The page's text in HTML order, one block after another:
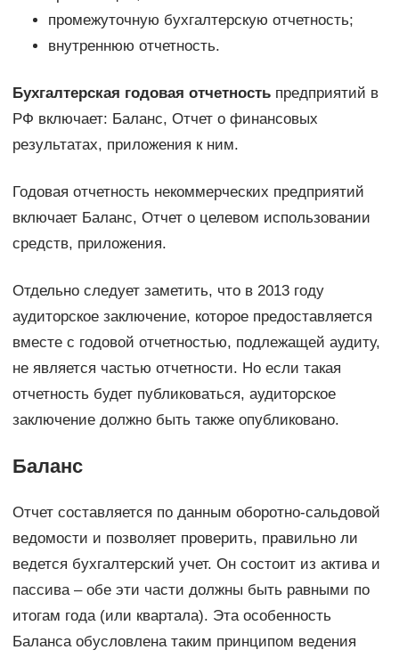
промежуточную бухгалтерскую отчетность;
внутреннюю отчетность.
Бухгалтерская годовая отчетностьпредприятий в
РФ включает: Баланс, Отчет о финансовых
результатах, приложения к ним.
Годовая отчетность некоммерческих предприятий
включает Баланс, Отчет о целевом использовании
средств, приложения.
Отдельно следует заметить, что в 2013 году
аудиторское заключение, которое предоставляется
вместе с годовой отчетностью, подлежащей аудиту,
не является частью отчетности. Но если такая
отчетность будет публиковаться, аудиторское
заключение должно быть также опубликовано.
Баланс
Отчет составляется по данным оборотно-сальдовой
ведомости и позволяет проверить, правильно ли
ведется бухгалтерский учет. Он состоит из актива и
пассива – обе эти части должны быть равными по
итогам года (или квартала). Эта особенность
Баланса обусловлена таким принципом ведения